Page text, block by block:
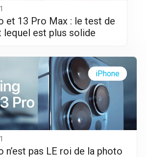
et 13 Pro Max : le test de
lequel est plus solide
n’est pas LE roi de la photo
iPhone